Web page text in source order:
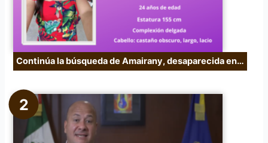
Continúa la búsqueda de Amairany, desaparecida en…